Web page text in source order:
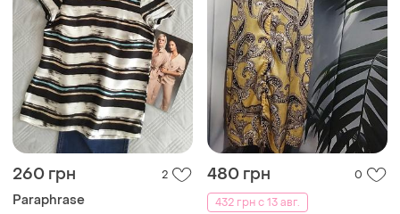
260 грн 2
Paraphrase
480 грн
0
432 грн с 13 авг.